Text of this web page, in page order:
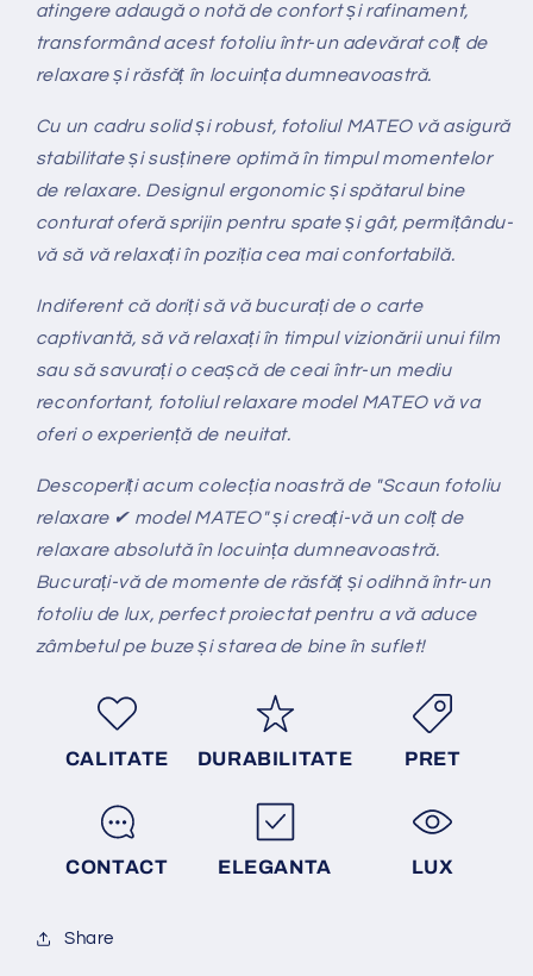
atingere adaugă o notă de confort și rafinament,
transformând acest fotoliu într-un adevărat colț de
relaxare și răsfăț în locuința dumneavoastră.
Cu un cadru solid și robust, fotoliul MATEO vă asigură
stabilitate și susținere optimă în timpul momentelor
de relaxare. Designul ergonomic și spătarul bine
conturat oferă sprijin pentru spate și gât, permițându-
vă să vă relaxați în poziția cea mai confortabilă.
Indiferent că doriți să vă bucurați de o carte
captivantă, să vă relaxați în timpul vizionării unui film
sau să savurați o ceașcă de ceai într-un mediu
reconfortant, fotoliul relaxare model MATEO vă va
oferi o experiență de neuitat.
Descoperiți acum colecția noastră de "Scaun fotoliu
relaxare ✔ model MATEO" și creați-vă un colț de
relaxare absolută în locuința dumneavoastră.
Bucurați-vă de momente de răsfăț și odihnă într-un
fotoliu de lux, perfect proiectat pentru a vă aduce
zâmbetul pe buze și starea de bine în suflet!
CALITATE DURABILITATE PRET
CONTACT ELEGANTA LUX
Share